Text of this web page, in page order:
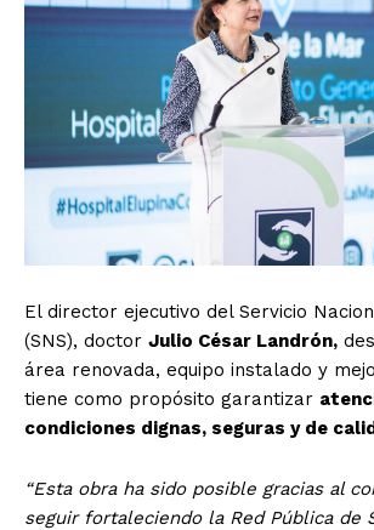
El director ejecutivo del Servicio
(SNS), doctor Julio César Landrón,
área renovada, equipo instalado y
tiene como propósito garantizar
condiciones dignas, seguras y de
“Esta obra ha sido posible gracias al
seguir fortaleciendo la Red Pública de